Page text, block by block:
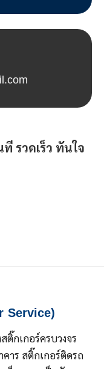
รวดเร็ว ทันใจ
Service)
กเกอร์ครบวงจร
าร สติ๊กเกอร์ติดรถ